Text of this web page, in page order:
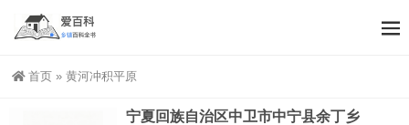
首页 » 黄河冲积平原
宁夏回族自治区中卫市中宁县余丁乡